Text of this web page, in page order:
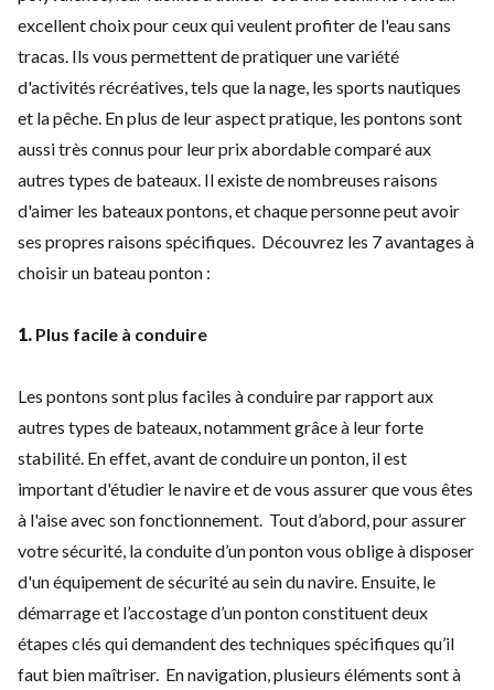
excellent choix pour ceux qui veulent profiter de l'eau sans
tracas. Ils vous permettent de pratiquer une variété
d'activités récréatives, tels que la nage, les sports nautiques
et la pêche. En plus de leur aspect pratique, les pontons sont
aussi très connus pour leur prix abordable comparé aux
autres types de bateaux. Il existe de nombreuses raisons
d'aimer les bateaux pontons, et chaque personne peut avoir
ses propres raisons spécifiques. Découvrez les 7 avantages à
choisir un bateau ponton :
1. Plus facile à conduire
Les pontons sont plus faciles à conduire par rapport aux
autres types de bateaux, notamment grâce à leur forte
stabilité. En effet, avant de conduire un ponton, il est
important d'étudier le navire et de vous assurer que vous êtes
à l'aise avec son fonctionnement. Tout d’abord, pour assurer
votre sécurité, la conduite d’un ponton vous oblige à disposer
d'un équipement de sécurité au sein du navire. Ensuite, le
démarrage et l’accostage d’un ponton constituent deux
étapes clés qui demandent des techniques spécifiques qu’il
faut bien maîtriser. En navigation, plusieurs éléments sont à